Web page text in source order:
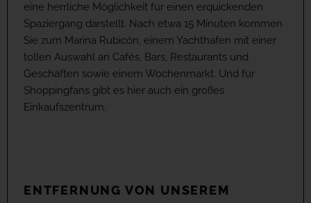
eine herrliche Möglichkeit für einen erquickenden
Spaziergang darstellt. Nach etwa 15 Minuten kommen
Sie zum Marina Rubicón, einem Yachthafen mit einer
tollen Auswahl an Cafés, Bars, Restaurants und
Geschäften sowie einem Wochenmarkt. Und für
Shoppingfans gibt es hier auch ein großes
Einkaufszentrum.
ENTFERNUNG VON UNSEREM